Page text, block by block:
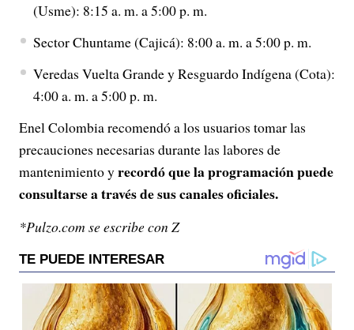
(Usme): 8:15 a. m. a 5:00 p. m.
Sector Chuntame (Cajicá): 8:00 a. m. a 5:00 p. m.
Veredas Vuelta Grande y Resguardo Indígena (Cota):
4:00 a. m. a 5:00 p. m.
Enel Colombia recomendó a los usuarios tomar las
precauciones necesarias durante las labores de
mantenimiento yrecordó que la programación puede
consultarse a través de sus canales oficiales.
*Pulzo.com se escribe con Z